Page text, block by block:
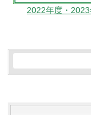
2022年度・2023